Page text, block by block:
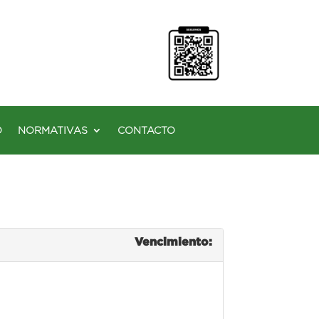
NORMATIVAS CONTACTO
Vencimiento: